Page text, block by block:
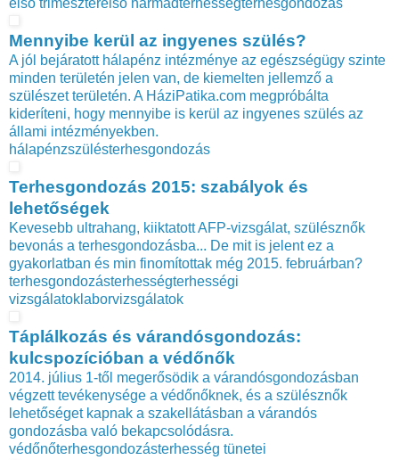
Mennyibe kerül az ingyenes szülés?
A jól bejáratott hálapénz intézménye az egészségügy szinte
minden területén jelen van, de kiemelten jellemző a
szülészet területén. A HáziPatika.com megpróbálta
kideríteni, hogy mennyibe is kerül az ingyenes szülés az
állami intézményekben.
hálapénzszülésterhesgondozás
Terhesgondozás 2015: szabályok és
lehetőségek
Kevesebb ultrahang, kiiktatott AFP-vizsgálat, szülésznők
bevonás a terhesgondozásba... De mit is jelent ez a
gyakorlatban és min finomítottak még 2015. februárban?
terhesgondozásterhességterhességi
vizsgálatok laborvizsgálatok
Táplálkozás és várandósgondozás:
kulcspozícióban a védőnők
2014. július 1-től megerősödik a várandósgondozásban
végzett tevékenysége a védőnőknek, és a szülésznők
lehetőséget kapnak a szakellátásban a várandós
gondozásba való bekapcsolódásra.
védőnőterhesgondozásterhesség tünetei